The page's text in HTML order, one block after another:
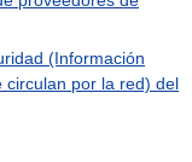
(Información
circulan por la red) del